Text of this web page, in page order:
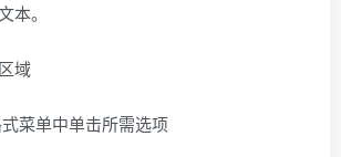
本。
域
菜单中单击所需选项